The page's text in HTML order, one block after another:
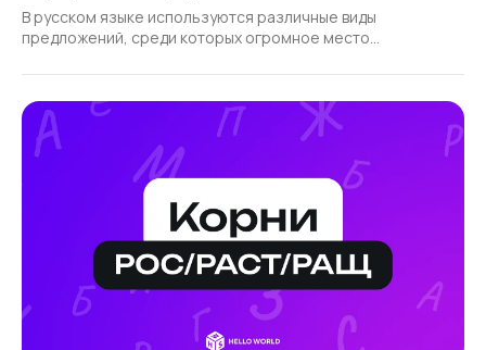
В русском языке используются различные виды
предложений, среди которых огромное место